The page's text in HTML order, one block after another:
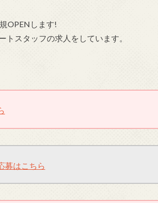
OPENします!
トスタッフの求人をしています。
募はこちら